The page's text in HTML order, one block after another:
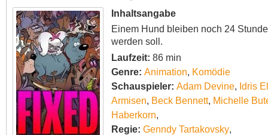
Inhaltsangabe
Einem Hund bleiben noch 24
werden soll.
Laufzeit: 86 min
Genre: Animation, Komödie
Schauspieler: Adam Devine, Idris
Armisen, Beck Bennett, Michelle
Haberkorn,
Regie: Genndy Tartakovsky,